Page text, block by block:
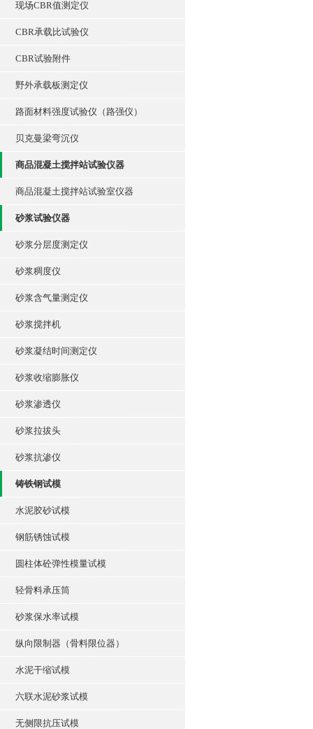
现场CBR值测定仪
CBR承载比试验仪
CBR试验附件
野外承载板测定仪
路面材料强度试验仪（路强仪）
贝克曼梁弯沉仪
商品混凝土搅拌站试验仪器
商品混凝土搅拌站试验室仪器
砂浆试验仪器
砂浆分层度测定仪
砂浆稠度仪
砂浆含气量测定仪
砂浆搅拌机
砂浆凝结时间测定仪
砂浆收缩膨胀仪
砂浆渗透仪
砂浆拉拔头
砂浆抗渗仪
铸铁钢试模
水泥胶砂试模
钢筋锈蚀试模
圆柱体砼弹性模量试模
轻骨料承压筒
砂浆保水率试模
纵向限制器（骨料限位器）
水泥干缩试模
六联水泥砂浆试模
无侧限抗压试模